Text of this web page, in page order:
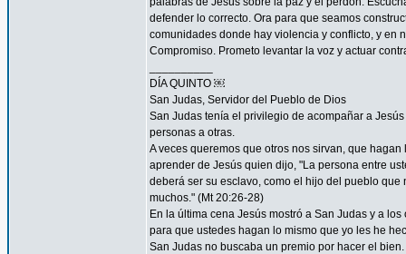
defender lo correcto. Ora para que seamos
comunidades donde hay violencia y conflicto, y en
Compromiso. Prometo levantar la voz y actuar
DÍA QUINTO ￼
San Judas, Servidor del Pueblo de Dios
San Judas tenía el privilegio de acompañar a
personas a otras.
A veces queremos que otros nos sirvan, que
aprender de Jesús quien dijo, "La persona entre
deberá ser su esclavo, como el hijo del pueblo
muchos." (Mt 20:26-28)
En la última cena Jesús mostró a San Judas y a
para que ustedes hagan lo mismo que yo les he
San Judas no buscaba un premio por hacer el